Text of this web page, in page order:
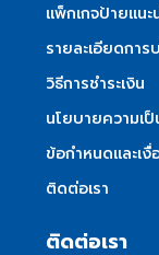
แพ็กเกจป้ายแนะ
รายละเอียดการ
วิธีการชำระเงิน
นโยบายความเ
ข้อกำหนดและเงื่
ติดต่อเรา
ติดต่อเรา